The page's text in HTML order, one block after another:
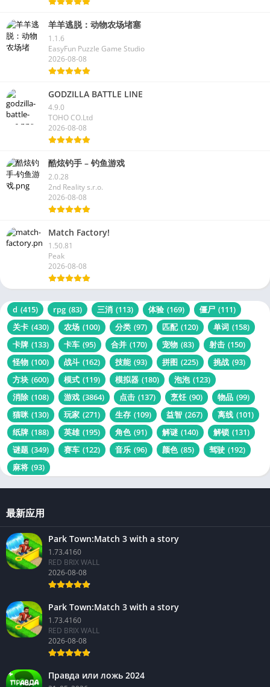
羊羊逃脱：动物农场堵塞
1.1.6
EasyFun Puzzle Game Studio
GODZILLA BATTLE LINE
4.9.0
TOHO CO.Ltd
酷炫钓手 – 钓鱼游戏
2.0.28
2nd Reality s.r.o.
Match Factory!
1.50.81
Peak
d (415) rpg (83) 三消 (113) 体验 (169) 僵尸 (111)
关卡 (430) 农场 (100) 分类 (97) 匹配 (120) 单词 (158)
卡牌 (133) 卡车 (95) 合并 (170) 宠物 (83) 射击 (150)
怪物 (100) 战斗 (162) 技能 (93) 拼图 (225) 挑战
方块 (600) 模式 (119) 模拟器 (180) 泡泡 (123)
消除 (108) 游戏 (3864) 点击 (137) 烹饪 (90) 物品 (99)
猫咪 (130) 玩家 (271) 生存 (109) 益智 (267) 离线 (101)
纸牌 (188) 英雄 (195) 角色 (91) 解谜 (140) 解锁 (131)
谜题 (349)
麻将 (93)
最新应用
Park Town:Match 3 with a story
1.73.4160
RED BRIX WALL
Park Town:Match 3 with a story
1.73.4160
RED BRIX WALL